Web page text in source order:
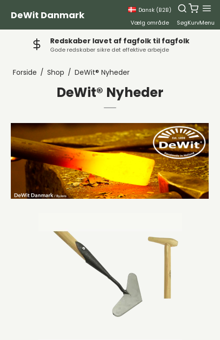
DeWit Danmark Dansk (B2B)
Vælg område SøgKurvMenu
Redskaber lavet af fagfolk til fagfolk
Gode redskaber sikre det effektive arbejde
Forside / Shop / DeWit® Nyheder
DeWit® Nyheder